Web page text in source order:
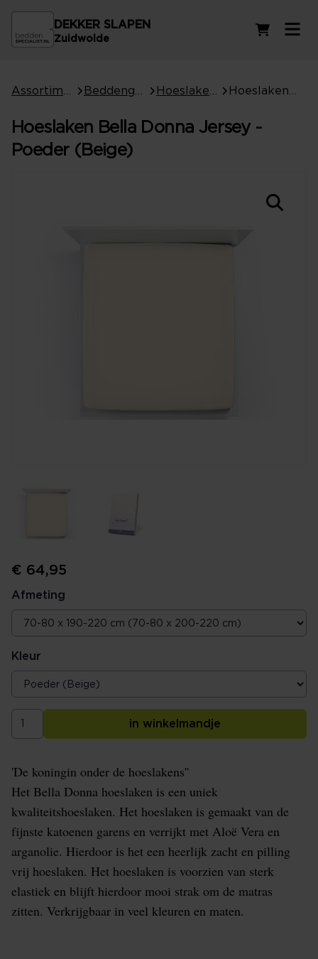
DEKKER SLAPEN
Zuidwolde
Hoeslaken Bella Donna Jersey -
Poeder (Beige)
€ 64,95
Afmeting
Kleur
in winkelmandje
'De koningin onder de hoeslakens''
Het Bella Donna hoeslaken is een uniek
kwaliteitshoeslaken. Het hoeslaken is gemaakt van de
fijnste katoenen garens en verrijkt met Aloë Vera en
arganolie. Hierdoor is het een heerlijk zacht en pilling
vrij hoeslaken. Het hoeslaken is voorzien van sterk
elastiek en blijft hierdoor mooi strak om de matras
zitten. Verkrijgbaar in veel kleuren en maten.